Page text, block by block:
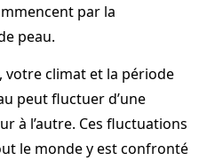
par la
peau.
votre climat et la période
peut fluctuer d’une
à l’autre. Ces fluctuations
le monde y est confronté